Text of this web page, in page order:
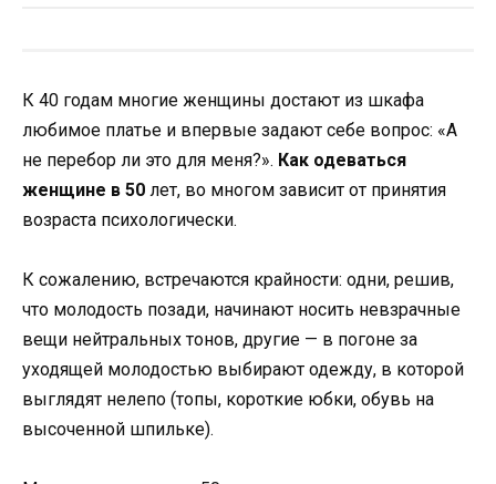
К 40 годам многие женщины достают из шкафа
любимое платье и впервые задают себе вопрос: «А
не перебор ли это для меня?». Как одеваться
женщине в 50 лет, во многом зависит от принятия
возраста психологически.
К сожалению, встречаются крайности: одни, решив,
что молодость позади, начинают носить невзрачные
вещи нейтральных тонов, другие — в погоне за
уходящей молодостью выбирают одежду, в которой
выглядят нелепо (топы, короткие юбки, обувь на
высоченной шпильке).